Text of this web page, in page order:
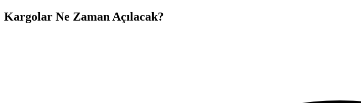
Kargolar Ne Zaman Açılacak?